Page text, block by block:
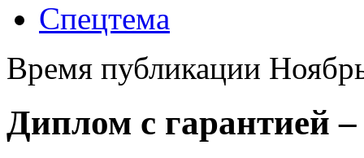
Спецтема
Время публикации
Диплом с гарантией